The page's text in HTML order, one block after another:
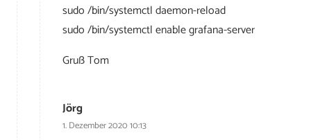
sudo /bin/systemctl daemon-reload
sudo /bin/systemctl enable grafana-server
Gruß Tom
Jörg
1. Dezember 2020 10:13